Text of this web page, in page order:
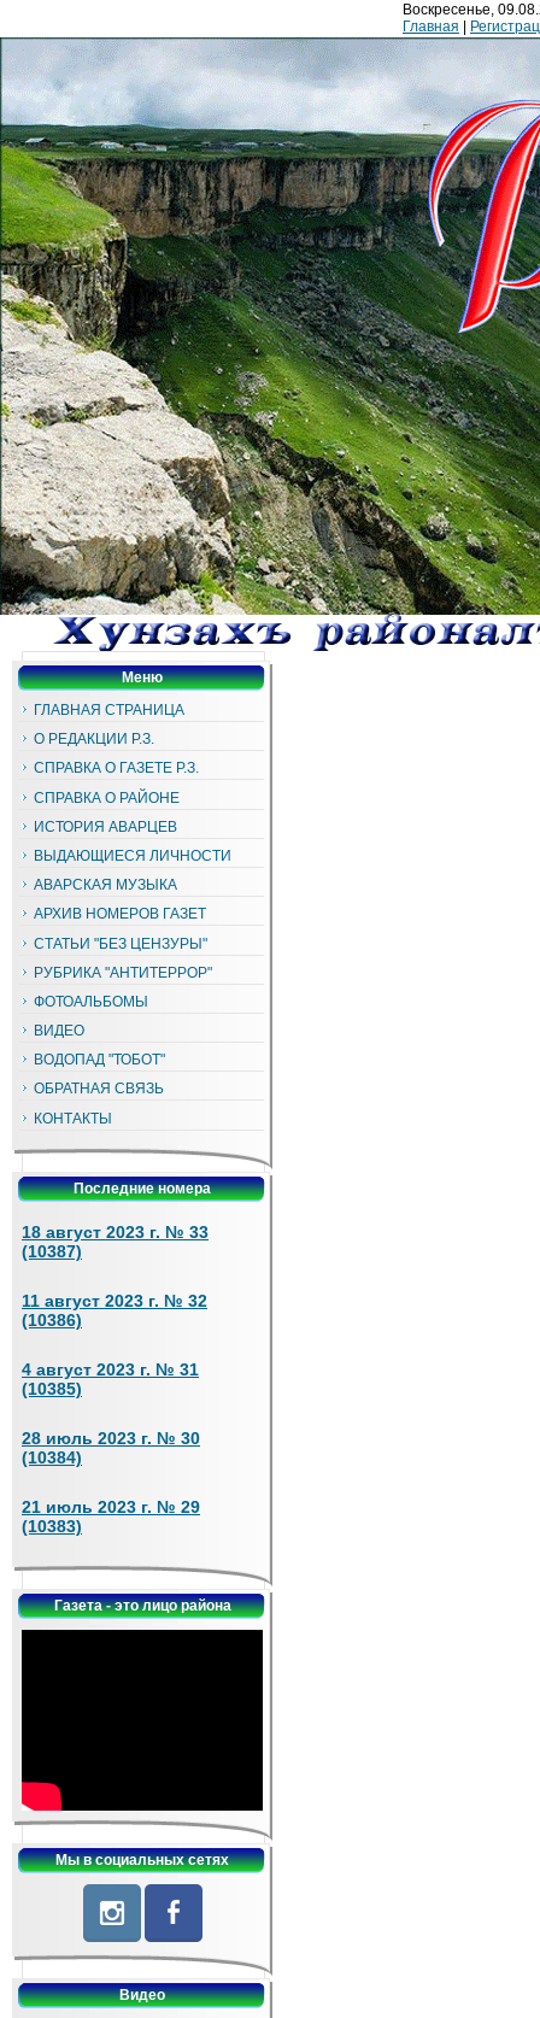
Воскресенье,
Главная
Меню
ГЛАВНАЯ СТРАНИЦА
О РЕДАКЦИИ Р.З.
СПРАВКА О ГАЗЕТЕ Р.З.
СПРАВКА О РАЙОНЕ
ИСТОРИЯ АВАРЦЕВ
ВЫДАЮЩИЕСЯ ЛИЧНОСТИ
АВАРСКАЯ МУЗЫКА
АРХИВ НОМЕРОВ ГАЗЕТ
СТАТЬИ "БЕЗ ЦЕНЗУРЫ"
РУБРИКА "АНТИТЕРРОР"
ФОТОАЛЬБОМЫ
ВИДЕО
ВОДОПАД "ТОБОТ"
ОБРАТНАЯ СВЯЗЬ
КОНТАКТЫ
Последние номера
18 август 2023 г. № 33
(10387)
11 август 2023 г. № 32
(10386)
4 август 2023 г. № 31
(10385)
28 июль 2023 г. № 30
(10384)
21 июль 2023 г. № 29
(10383)
Газета - это лицо района
Мы в социальных сетях
Видео